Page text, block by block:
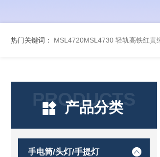
热门关键词： MSL4720MSL4730 轻轨高铁红黄
PRODUCTS
产品分类
手电筒/头灯/手提灯